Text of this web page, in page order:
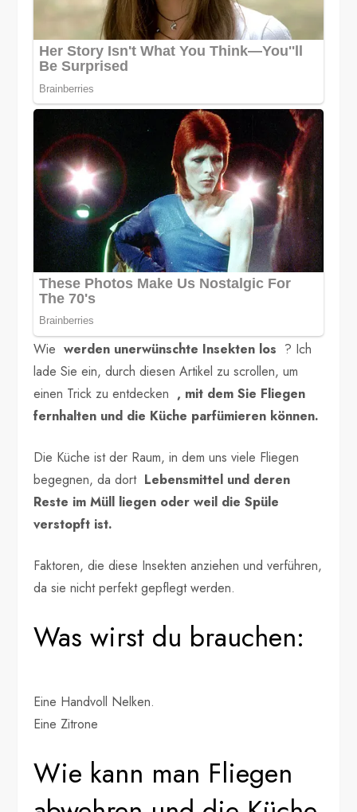
Wiewerden unerwünschte Insekten los ? Ich
lade Sie ein, durch diesen Artikel zu scrollen, um
einen Trick zu entdecken , mit dem Sie Fliegen
fernhalten und die Küche parfümieren können.
Die Küche ist der Raum, in dem uns viele Fliegen
begegnen, da dort Lebensmittel und deren
Reste im Müll liegen oder weil die Spüle
verstopft ist.
Faktoren, die diese Insekten anziehen und verführen,
da sie nicht perfekt gepflegt werden.
Was wirst du brauchen:
Eine Handvoll Nelken.
Eine Zitrone
Wie kann man Fliegen